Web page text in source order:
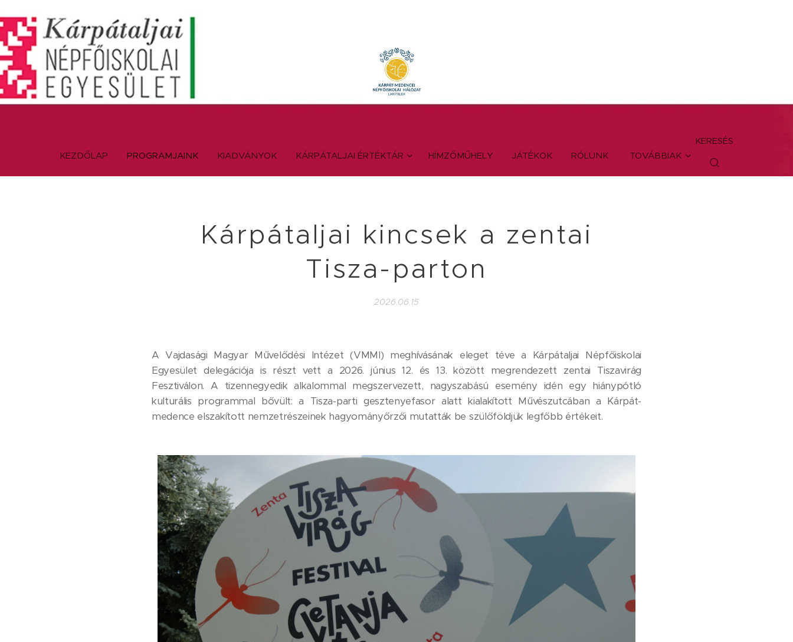
KEZDŐLAP PROGRAMJAINK KIADVÁNYOK KÁRPÁTALJAI ÉRTÉKTÁR HÍMZŐMŰHELY JÁTÉKOK RÓLUNK TOVÁBBIAK
KERESÉS
Kárpátaljai kincsek a zentai
Tisza-parton
2026.06.15
A Vajdasági Magyar Művelődési Intézet (VMMI) meghívásának eleget téve a Kárpátaljai Népfőiskolai
Egyesület delegációja is részt vett a 2026. június 12. és 13. között megrendezett zentai Tiszavirág
Fesztiválon. A tizennegyedik alkalommal megszervezett, nagyszabású esemény idén egy hiánypótló
kulturális programmal bővült: a Tisza-parti gesztenyefasor alatt kialakított Művészutcában a Kárpát-
medence elszakított nemzetrészeinek hagyományőrzői mutatták be szülőföldjük legfőbb értékeit.